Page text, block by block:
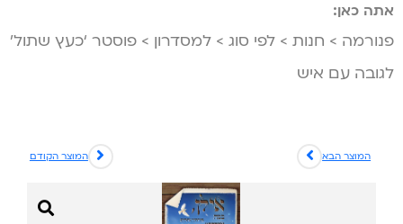
אתה כאן:
פנורמה > חנות > לפי סוג > למסדרון > פוסטר ‘כעץ שתול’
לגובה עם איש
המוצר הקודם המוצר הבא